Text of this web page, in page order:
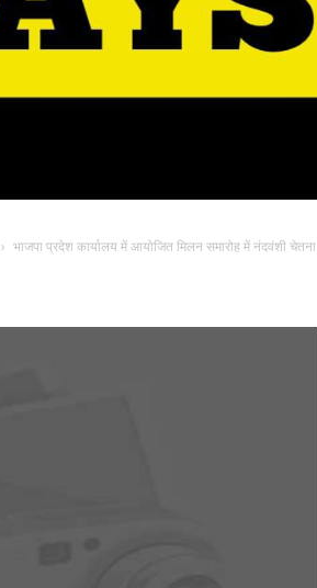
› भाजपा प्रदेश कार्यालय में आयोजित मिलन समारोह में नंदवंशी चेतना